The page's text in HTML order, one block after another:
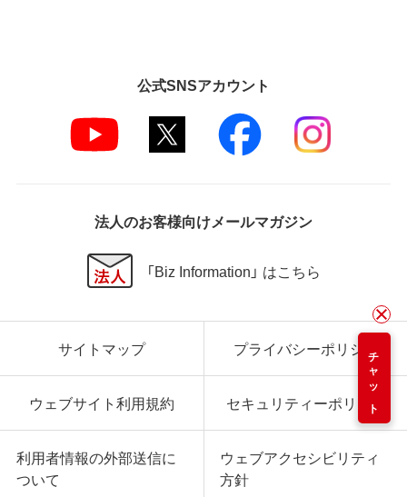
チャット
公式SNSアカウント
法人のお客様向けメールマガジン
「Biz Information」 はこちら
サイトマップ プライバシーポリシー
ウェブサイト利用規約 セキュリティーポリシー
利用者情報の外部送信に
ついて
ウェブアクセシビリティ
方針